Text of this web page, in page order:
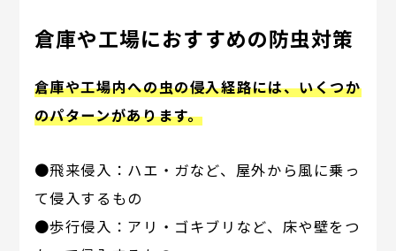
倉庫や工場におすすめの防虫対策
倉庫や工場内への虫の侵入経路には、いくつか
のパターンがあります。
●飛来侵入：ハエ・ガなど、屋外から風に乗っ
て侵入するもの
●歩行侵入：アリ・ゴキブリなど、床や壁をつ